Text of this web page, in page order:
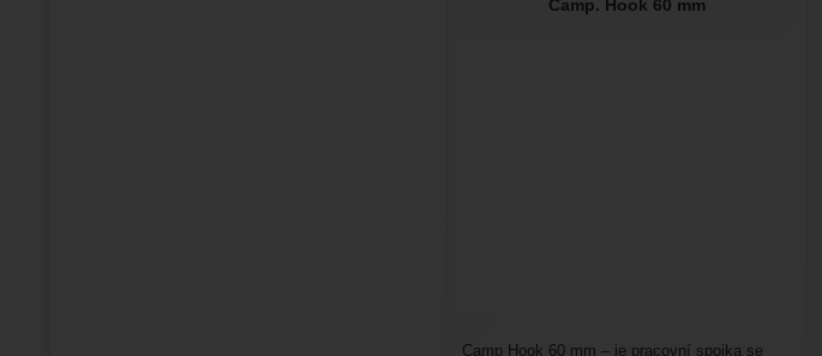
Camp. Hook 60 mm
Camp Hook 60 mm – je pracovní spojka se